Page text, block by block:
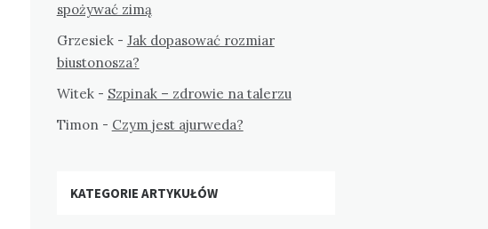
spożywać zimą
Grzesiek- Jak dopasować rozmiar
biustonosza?
Witek- Szpinak – zdrowie na talerzu
Timon- Czym jest ajurweda?
KATEGORIE ARTYKUŁÓW